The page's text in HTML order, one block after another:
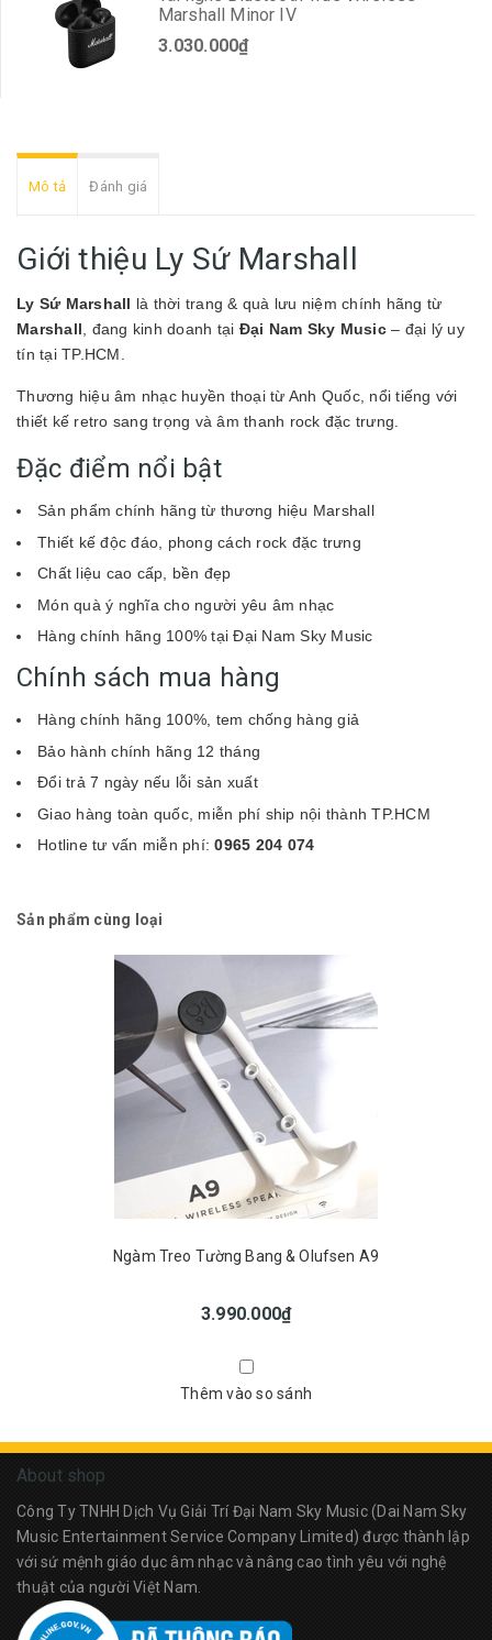
Marshall Minor IV
3.030.000₫
Mô tả Đánh giá
Giới thiệu Ly Sứ Marshall
Ly Sứ Marshall là thời trang & quà lưu niệm chính hãng từ
Marshall , đang kinh doanh tại Đại Nam Sky Music– đại lý uy
tín tại TP.HCM.
Thương hiệu âm nhạc huyền thoại từ Anh Quốc, nổi tiếng với
thiết kế retro sang trọng và âm thanh rock đặc trưng.
Đặc điểm nổi bật
Sản phẩm chính hãng từ thương hiệu Marshall
Thiết kế độc đáo, phong cách rock đặc trưng
Chất liệu cao cấp, bền đẹp
Món quà ý nghĩa cho người yêu âm nhạc
Hàng chính hãng 100% tại Đại Nam Sky Music
Chính sách mua hàng
Hàng chính hãng 100%, tem chống hàng giả
Bảo hành chính hãng 12 tháng
Đổi trả 7 ngày nếu lỗi sản xuất
Giao hàng toàn quốc, miễn phí ship nội thành TP.HCM
Hotline tư vấn miễn phí:0965 204 074
Sản phẩm cùng loại
Ngàm Treo Tường Bang & Olufsen A9
3.990.000₫
Thêm vào so sánh
About shop
Công Ty TNHH Dịch Vụ Giải Trí Đại Nam Sky Music (Dai Nam Sky
Music Entertainment Service Company Limited) được thành lập
với sứ mệnh giáo dục âm nhạc và nâng cao tình yêu với nghệ
thuật của người Việt Nam.